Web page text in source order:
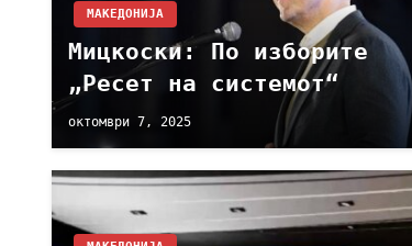
МАКЕДОНИЈА
Мицкоски: По изборите
„Ресет на системот“
октомври 7, 2025